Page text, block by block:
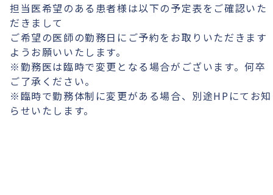
担当医希望のある患者様は以下の予定表をご確認いた
だきまして
ご希望の医師の勤務日にご予約をお取りいただきます
ようお願いいたします。
※勤務医は臨時で変更となる場合がございます。何卒
ご了承ください。
※臨時で勤務体制に変更がある場合、別途HPにてお知
らせいたします。